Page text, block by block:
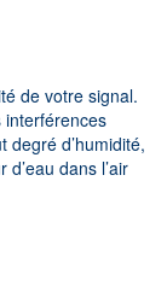
de votre signal.
interférences
degré d’humidité,
dans l’air